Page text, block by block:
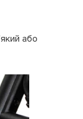
або